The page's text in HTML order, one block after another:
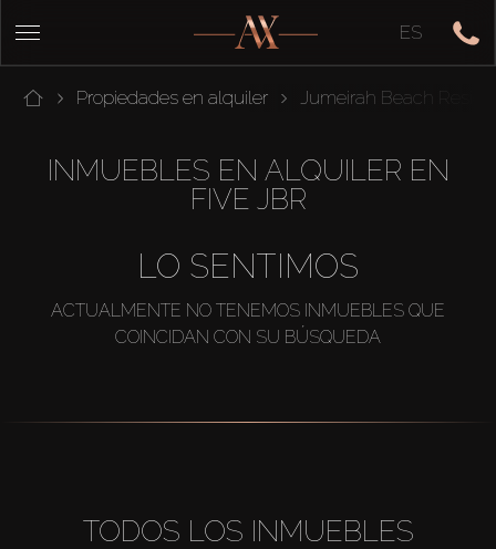
ES
Propiedades en alquiler Jumeirah Beach
INMUEBLES EN ALQUILER EN
FIVE JBR
LO SENTIMOS
ACTUALMENTE NO TENEMOS INMUEBLES QUE
COINCIDAN CON SU BÚSQUEDA
TODOS LOS INMUEBLES